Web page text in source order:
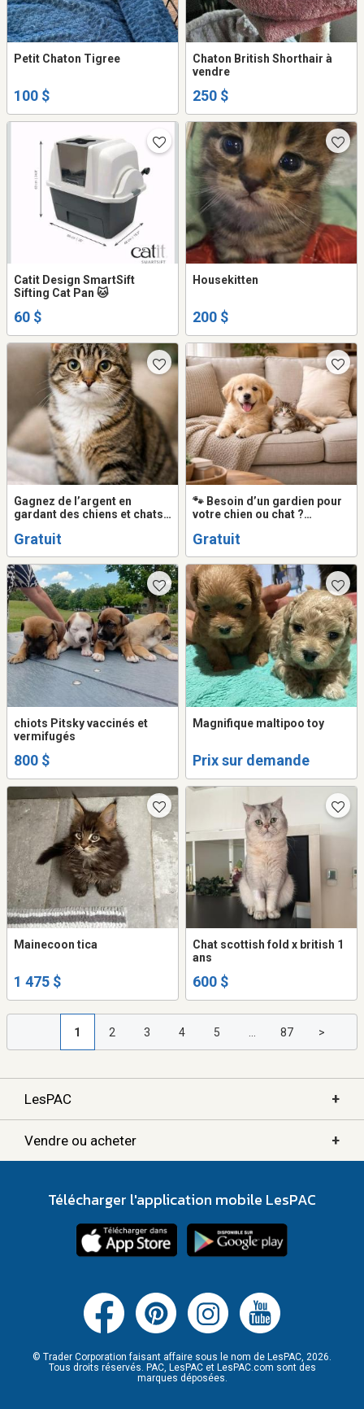
Petit Chaton Tigree
100 $
Chaton British Shorthair à
vendre
250 $
Catit Design SmartSift
Sifting Cat Pan 🐱
60 $
Housekitten
200 $
Gagnez de l’argent en
gardant des chiens et chats
Gratuit
🐾 Besoin d’un gardien pour
votre chien ou chat ?
Filion, L'Assomption et
environs, PLessisville
Gratuit
chiots Pitsky vaccinés et
vermifugés
800 $
Magnifique maltipoo toy
Prix sur demande
Mainecoon tica
1 475 $
Chat scottish fold x british 1
ans
600 $
1 2 3 4 5 87 >
LesPAC +
Vendre ou acheter +
Télécharger l'application mobile LesPAC
© Trader Corporation faisant affaire sous le nom de LesPAC, 2026.
Tous droits réservés. PAC, LesPAC et LesPAC.com sont des
marques déposées.